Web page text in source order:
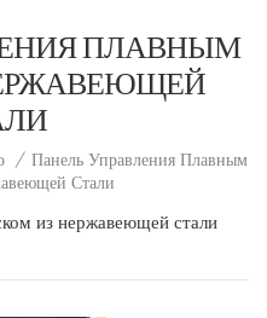
ПЛАВНЫМ
/ Панель Управления Плавным
Стали
из нержавеющей стали